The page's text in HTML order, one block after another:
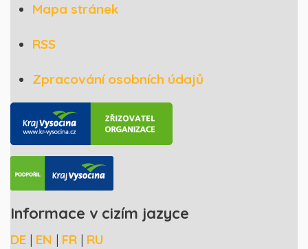
Mapa stránek
RSS
Zpracování osobních údajů
Informace v cizím jazyce
DE | EN | FR | RU